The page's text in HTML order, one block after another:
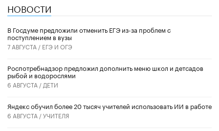
НОВОСТИ
В Госдуме предложили отменить ЕГЭ из-за проблем с
поступлением в вузы
7 АВГУСТА / ЕГЭ И ОГЭ
Роспотребнадзор предложил дополнить меню школ и детсадов
рыбой и водорослями
6 АВГУСТА / ДЕТИ
​Яндекс обучил более 20 тысяч учителей использовать ИИ в работе
6 АВГУСТА /УЧИТЕЛЯ